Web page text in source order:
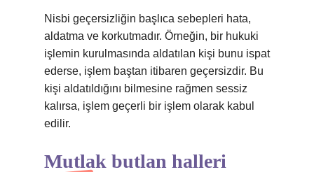
Nisbi geçersizliğin başlıca sebepleri hata,
aldatma ve korkutmadır. Örneğin, bir hukuki
işlemin kurulmasında aldatılan kişi bunu ispat
ederse, işlem baştan itibaren geçersizdir. Bu
kişi aldatıldığını bilmesine rağmen sessiz
kalırsa, işlem geçerli bir işlem olarak kabul
edilir.
Mutlak butlan halleri